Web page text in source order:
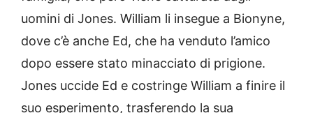
uomini di Jones. William li insegue a Bionyne,
dove c’è anche Ed, che ha venduto l’amico
dopo essere stato minacciato di prigione.
Jones uccide Ed e costringe William a finire il
suo esperimento, trasferendo la sua